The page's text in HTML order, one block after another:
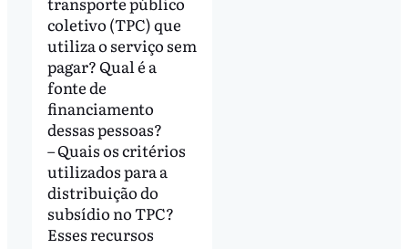
coletivo (TPC) que
utiliza o serviço sem
pagar? Qual é a
fonte de
financiamento
dessas pessoas?
– Quais os critérios
utilizados para a
distribuição do
subsídio no TPC?
Esses recursos